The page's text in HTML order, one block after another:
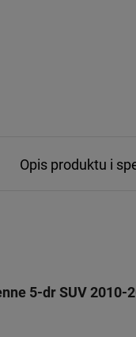
Opis produktu i
5-dr SUV 2010-